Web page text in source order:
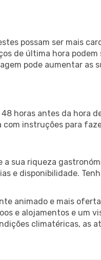
possam ser mais
de última hora
pode aumentar as
horas antes da hora
com instruções para
a sua riqueza
e disponibilidade.
animado e mais
e alojamentos e um
climatéricas, as